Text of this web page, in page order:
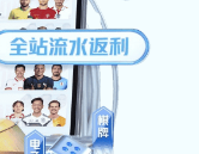
常见问题